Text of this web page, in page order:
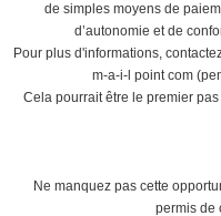
de simples moyens de
d’autonomie et de
Pour plus d'informations,
m-a-i-l point com
Cela pourrait être le premier
Ne manquez pas cette
permis de